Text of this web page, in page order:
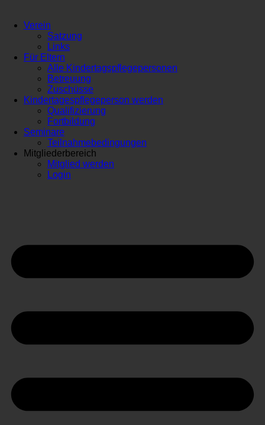
Verein
Satzung
Links
Für Eltern
Alle Kindertagspflegepersonen
Betreuung
Zuschüsse
Kindertagespflegeperson werden
Qualifizierung
Fortbildung
Seminare
Teilnahmebedingungen
Mitgliederbereich
Mitglied werden
Login